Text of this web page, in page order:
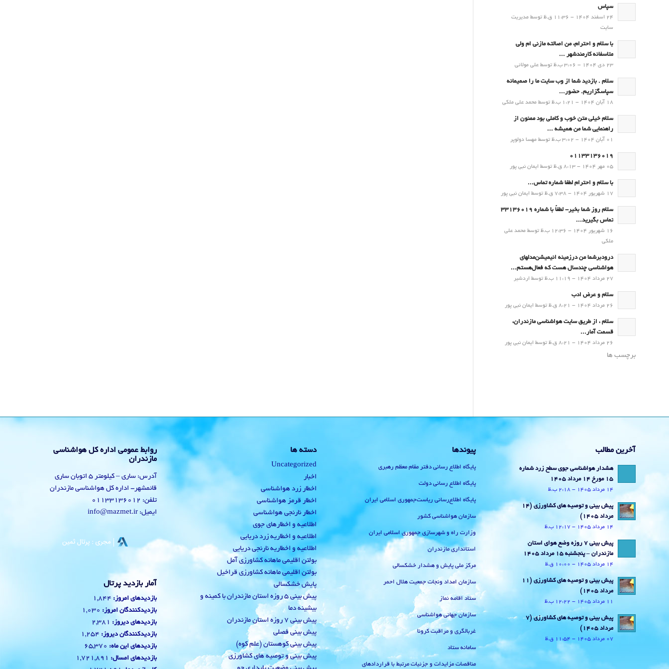
سپاس
24 اسفند 1404 - 11:36 ق.ظ توسط مدیریت
سایت
با سلام و احترام، من اصالته مازنی ام ولی
متاسفانه کارمندشهر ...
23 دی 1404 - 3:06 ب.ظ توسط علی مولائی
سلام . بازدید شما از وب سایت ما را صمیمانه
سپاسگزاریم. حضور...
18 آبان 1404 - 1:21 ب.ظ توسط محمد علی ملکی
سلام خیلی متن خوب و کاملی بود ممنون از
راهنمایی شما من همیشه ...
01 آبان 1404 - 3:02 ب.ظ توسط مهسا دولوپر
01133136019
05 مهر 1404 - 8:13 ق.ظ توسط ایمان نبی پور
با سلام و احترام لطفا شماره تماس...
17 شهریور 1404 - 7:38 ق.ظ توسط ایمان نبی پور
سلام روز شما بخیر- لطفاً با شماره 33136019
تماس بگیرید...
16 شهریور 1404 - 12:36 ب.ظ توسط محمد علی
ملکی
درودبرشما من درزمینه انیمیشن‌مدلهای
هواشناسی چندسال هست که فعال‌هستم...
27 مرداد 1404 - 11:19 ب.ظ توسط اردشیر
سلام و عرض ادب
26 مرداد 1404 - 8:21 ق.ظ توسط ایمان نبی پور
سلام ، از طریق سایت هواشناسی مازندران،
قسمت آمار...
26 مرداد 1404 - 8:21 ق.ظ توسط ایمان نبی پور
برچسب ها
آخرین مطالب
هشدار هواشناسی جوی سطح زرد شماره
15 مورخ 14 مرداد 1405
14 مرداد 1405 - 2:18 ب.ظ
پیش بینی و توصیه های کشاورزی (14
مرداد ۱۴۰۵)
14 مرداد 1405 - 12:17 ب.ظ
پیش بینی 7 روزه وضع هوای استان
مازندران – پنجشنبه 15 مرداد 1405
14 مرداد 1405 - 10:00 ق.ظ
پیش بینی و توصیه های کشاورزی (11
مرداد ۱۴۰۵)
11 مرداد 1405 - 12:22 ب.ظ
پیش بینی و توصیه های کشاورزی (7
مرداد ۱۴۰۵)
07 مرداد 1405 - 11:54 ق.ظ
پیوندها
پایگاه اطلاع رسانی دفتر مقام معظم رهبری
پایگاه اطلاع رسانی دولت
پایگاه اطلاع‌رسانی ریاست‌جمهوری اسلامی ایران
سازمان هواشناسی کشور
وزارت راه و شهرسازی جمهوری اسلامی ایران
استانداری مازندران
مرکز ملی پایش و هشدار خشکسالی
سازمان امداد ونجات جمعیت هلال احمر
ستاد اقامه نماز
سازمان جهانی هواشناسی
غربالگری و مراقبت کرونا
سامانه ستاد
مناقصات مزایدات و جزئیات مرتبط با قراردادهای
دسته ها
Uncategorized
اخبار
اخطار زرد هواشناسی
اخطار قرمز هواشناسی
اخطار نارنجی هواشناسی
اطلاعیه و اخطارهای جوی
اطلاعیه و اخطاریه زرد دریایی
اطلاعیه و اخطاریه نارنجی دریایی
بولتن اقلیمی ماهانه کشاورزی آمل
بولتن اقلیمی ماهانه کشاورزی قراخیل
پایش خشکسالی
پیش بینی 5 روزه استان مازندران با کمینه و
بیشینه دما
پیش بینی 7 روزه استان مازندران
پیش بینی فصلی
پیش بینی کوهستان (علم کوه)
پیش بینی و توصیه های کشاورزی
روابط عمومی اداره کل هواشناسی
مازندران
آدرس: ساری – کیلومتر 5 اتوبان ساری
قائمشهر- اداره کل هواشناسی مازندران
تلفن: 01133136012
ایمیل: info@mazmet.ir
آمار بازدید پرتال
بازدیدهای امروز: 1,844
بازدیدکنندگان امروز: 1,030
بازدیدهای دیروز: 2,381
بازدیدکنندگان دیروز: 1,254
بازدیدهای این ماه: 65,370
بازدیدهای امسال: 1,721,891